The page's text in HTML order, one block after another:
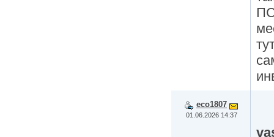
eco1807
01.06.2026 14:37